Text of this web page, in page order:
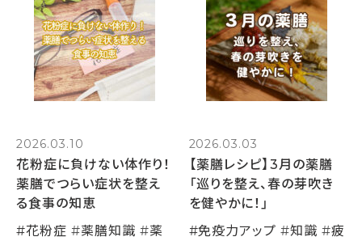
2026.03.10
花粉症に負けない体作り！
薬膳でつらい症状を整え
る食事の知恵
#花粉症 #薬膳知識 #薬
2026.03.03
【薬膳レシピ】3月の薬膳
「巡りを整え、春の芽吹き
を健やかに！」
#免疫力アップ #知識 #疲